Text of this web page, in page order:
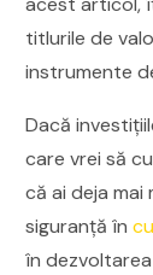
titlurile de
instrumente
Dacă
care vrei să
că ai deja mai
siguranță în
în